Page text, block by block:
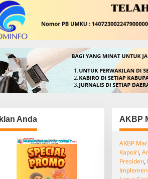
Iklan Anda AKBP
AKBP
Kapolri,
Presiden,